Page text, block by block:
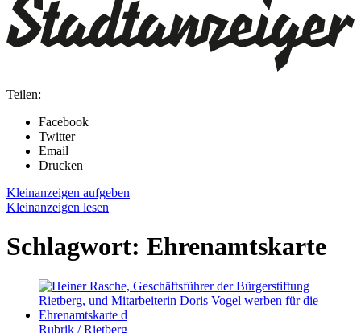
Teilen:
Facebook
Twitter
Email
Drucken
Kleinanzeigen aufgeben
Kleinanzeigen lesen
Schlagwort: Ehrenamtskarte
Rubrik /Rietberg